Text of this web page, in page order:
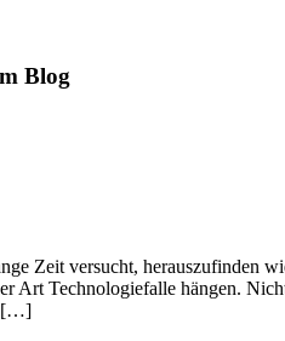
Blog
Zeit versucht, herauszufinden
Art Technologiefalle hängen.
[…]